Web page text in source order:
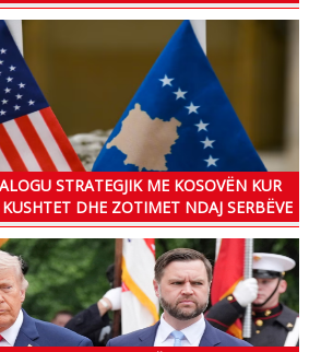
STRATEGJIK ME KOSOVËN KUR
DHE ZOTIMET NDAJ SERBËVE